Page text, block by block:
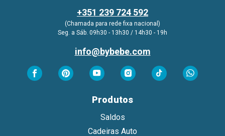
+351 239 724 592
(Chamada para rede fixa nacional)
Seg. a Sáb. 09h30 - 13h30 / 14h30 - 19h
info@bybebe.com
Produtos
Saldos
Cadeiras Auto